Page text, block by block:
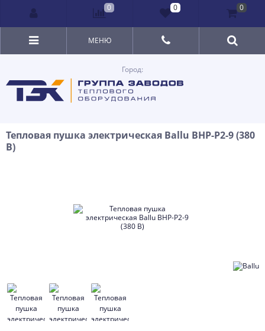
Город:
МЕНЮ
Тепловая пушка электрическая Ballu BHP-P2-9 (380
В)
0 0 0